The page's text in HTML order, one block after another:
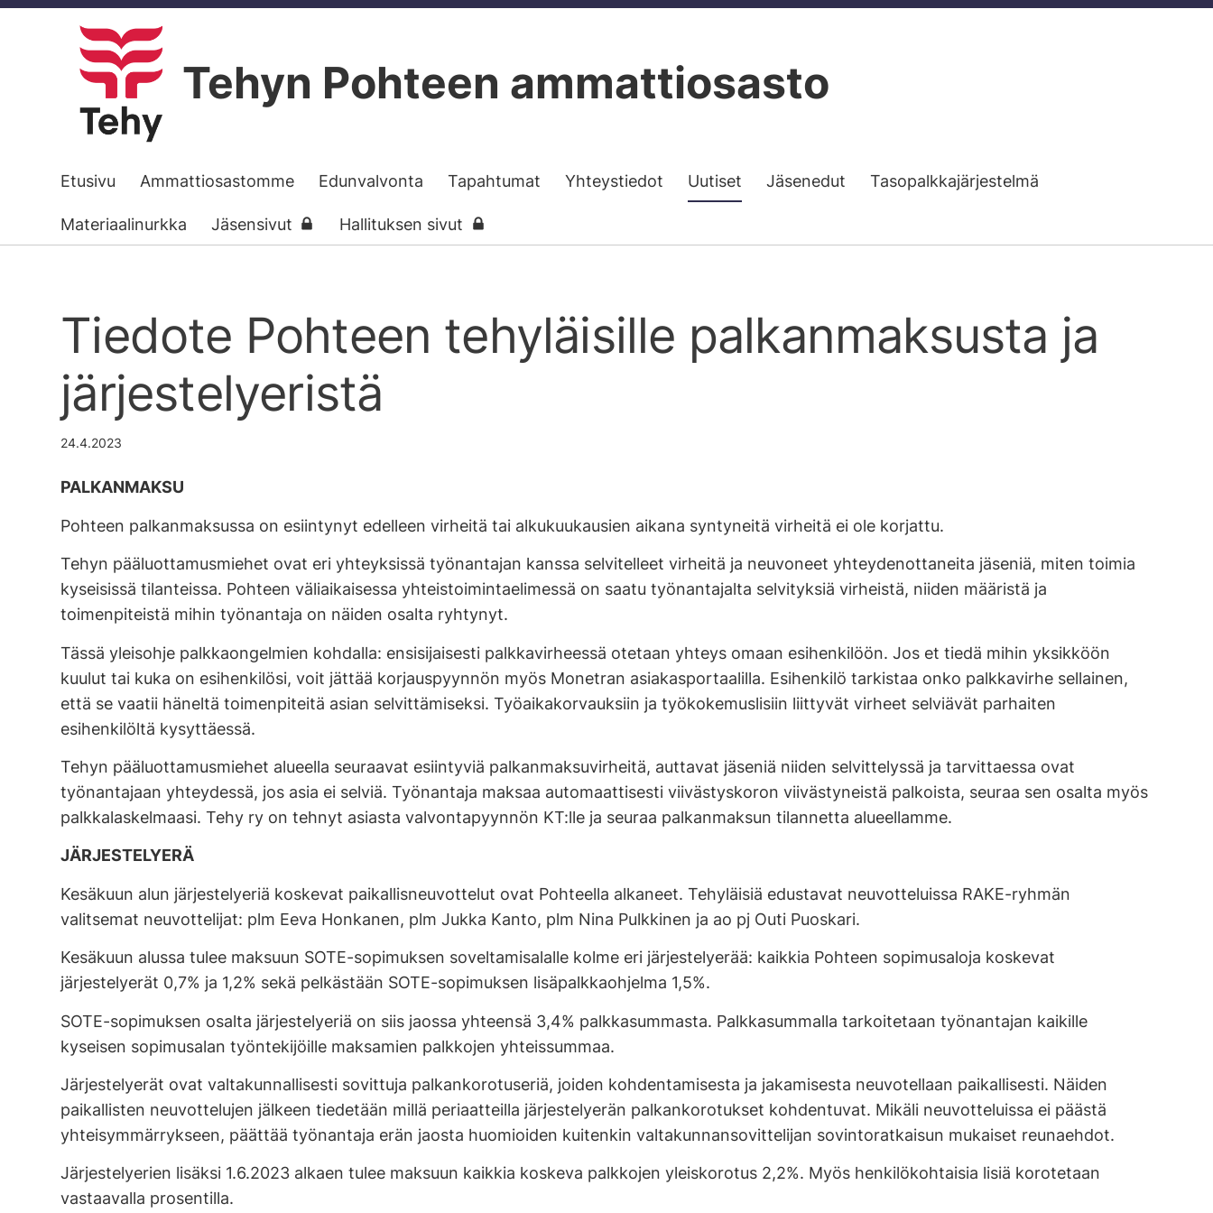
Tehyn Pohteen ammattiosasto
Etusivu Ammattiosastomme Edunvalvonta Tapahtumat Yhteystiedot Uutiset Jäsenedut Tasopalkkajärjestelmä
Materiaalinurkka Jäsensivut Hallituksen sivut
Tiedote Pohteen tehyläisille palkanmaksusta ja
järjestelyeristä
24.4.2023
PALKANMAKSU
Pohteen palkanmaksussa on esiintynyt edelleen virheitä tai alkukuukausien aikana syntyneitä virheitä ei ole korjattu.
Tehyn pääluottamusmiehet ovat eri yhteyksissä työnantajan kanssa selvitelleet virheitä ja neuvoneet yhteydenottaneita jäseniä, miten toimia
kyseisissä tilanteissa. Pohteen väliaikaisessa yhteistoimintaelimessä on saatu työnantajalta selvityksiä virheistä, niiden määristä ja
toimenpiteistä mihin työnantaja on näiden osalta ryhtynyt.
Tässä yleisohje palkkaongelmien kohdalla: ensisijaisesti palkkavirheessä otetaan yhteys omaan esihenkilöön. Jos et tiedä mihin yksikköön
kuulut tai kuka on esihenkilösi, voit jättää korjauspyynnön myös Monetran asiakasportaalilla. Esihenkilö tarkistaa onko palkkavirhe sellainen,
että se vaatii häneltä toimenpiteitä asian selvittämiseksi. Työaikakorvauksiin ja työkokemuslisiin liittyvät virheet selviävät parhaiten
esihenkilöltä kysyttäessä.
Tehyn pääluottamusmiehet alueella seuraavat esiintyviä palkanmaksuvirheitä, auttavat jäseniä niiden selvittelyssä ja tarvittaessa ovat
työnantajaan yhteydessä, jos asia ei selviä. Työnantaja maksaa automaattisesti viivästyskoron viivästyneistä palkoista, seuraa sen osalta myös
palkkalaskelmaasi. Tehy ry on tehnyt asiasta valvontapyynnön KT:lle ja seuraa palkanmaksun tilannetta alueellamme.
JÄRJESTELYERÄ
Kesäkuun alun järjestelyeriä koskevat paikallisneuvottelut ovat Pohteella alkaneet. Tehyläisiä edustavat neuvotteluissa RAKE-ryhmän
valitsemat neuvottelijat: plm Eeva Honkanen, plm Jukka Kanto, plm Nina Pulkkinen ja ao pj Outi Puoskari.
Kesäkuun alussa tulee maksuun SOTE-sopimuksen soveltamisalalle kolme eri järjestelyerää: kaikkia Pohteen sopimusaloja koskevat
järjestelyerät 0,7% ja 1,2% sekä pelkästään SOTE-sopimuksen lisäpalkkaohjelma 1,5%.
SOTE-sopimuksen osalta järjestelyeriä on siis jaossa yhteensä 3,4% palkkasummasta. Palkkasummalla tarkoitetaan työnantajan kaikille
kyseisen sopimusalan työntekijöille maksamien palkkojen yhteissummaa.
Järjestelyerät ovat valtakunnallisesti sovittuja palkankorotuseriä, joiden kohdentamisesta ja jakamisesta neuvotellaan paikallisesti. Näiden
paikallisten neuvottelujen jälkeen tiedetään millä periaatteilla järjestelyerän palkankorotukset kohdentuvat. Mikäli neuvotteluissa ei päästä
yhteisymmärrykseen, päättää työnantaja erän jaosta huomioiden kuitenkin valtakunnansovittelijan sovintoratkaisun mukaiset reunaehdot.
Järjestelyerien lisäksi 1.6.2023 alkaen tulee maksuun kaikkia koskeva palkkojen yleiskorotus 2,2%. Myös henkilökohtaisia lisiä korotetaan
vastaavalla prosentilla.